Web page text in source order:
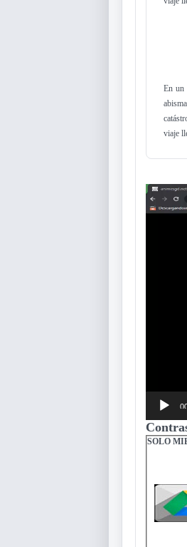
En un
viaje
Reproductor
de
vídeo
SOLO